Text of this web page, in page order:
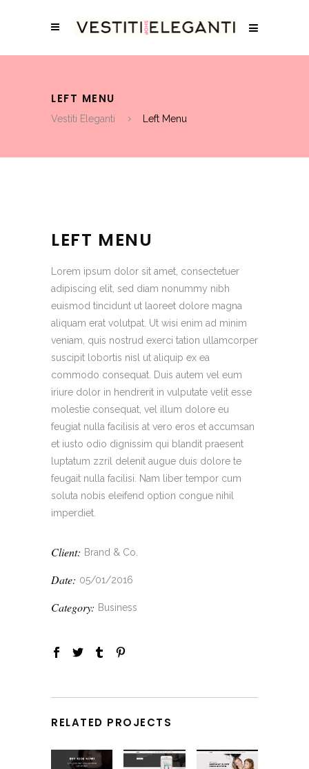
LEFT MENU
Vestiti Eleganti Left Menu
LEFT MENU
Lorem ipsum dolor sit amet, consectetuer
adipiscing elit, sed diam nonummy nibh
euismod tincidunt ut laoreet dolore magna
aliquam erat volutpat. Ut wisi enim ad minim
veniam, quis nostrud exerci tation ullamcorper
suscipit lobortis nisl ut aliquip ex ea
commodo consequat. Duis autem vel eum
iriure dolor in hendrerit in vulputate velit esse
molestie consequat, vel illum dolore eu
feugiat nulla facilisis at vero eros et accumsan
et iusto odio dignissim qui blandit praesent
luptatum zzril delenit augue duis dolore te
feugait nulla facilisi. Nam liber tempor cum
soluta nobis eleifend option congue nihil
imperdiet.
Client: Brand & Co.
Date: 05/01/2016
Category: Business
RELATED PROJECTS